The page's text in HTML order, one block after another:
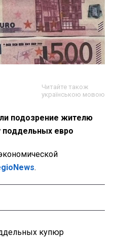
Читайте також
українською мовою
подозрение жителю
поддельных евро
.
купюр